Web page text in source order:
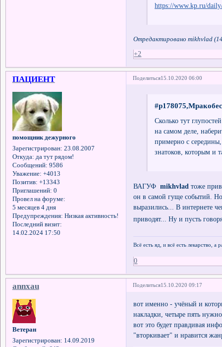
https://www.kp.ru/
Отредактировано mikhvlad
+2
Поделиться15.10.2020 06:00
ПАЦИЕНТ
помощник дежурного
Зарегистрирован: 23.08.2007
Откуда: да тут рядом!
Сообщений: 9586
Уважение: +4013
Позитив: +13343
Приглашений: 0
Провел на форуме:
5 месяцев 4 дня
Предупреждения: Низкая активность!
Последний визит:
14.02.2024 17:50
Сколько тут
на самом деле,
примерно с
знатоков, которым и
ВАГУФmikhvlad тоже
он в самой гуще событий.
выразились... В интернете
приводят... Ну и пусть
Всё есть яд, и всё есть лекарство,
0
Поделиться15.10.2020 09:17
annxau
Ветеран
Зарегистрирован: 14.09.2019
вот именно - учёный и
накладки, четыре пять
вот это будет правдивая
"вторкивает" и нравится